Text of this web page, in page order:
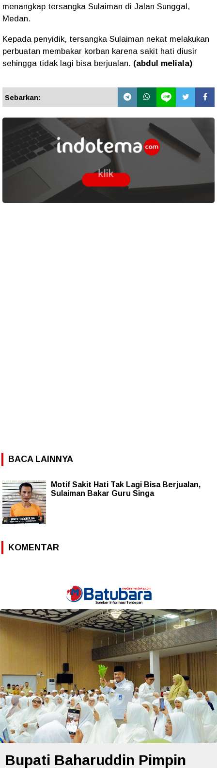
menangkap tersangka Sulaiman di Jalan Sunggal,
Medan.
Kepada penyidik, tersangka Sulaiman nekat melakukan
perbuatan membakar korban karena sakit hati diusir
sehingga tidak lagi bisa berjualan. (abdul meliala)
Sebarkan:
BACA LAINNYA
Motif Sakit Hati Tak Lagi Bisa Berjualan,
Sulaiman Bakar Guru Singa
KOMENTAR
Bupati Baharuddin Pimpin